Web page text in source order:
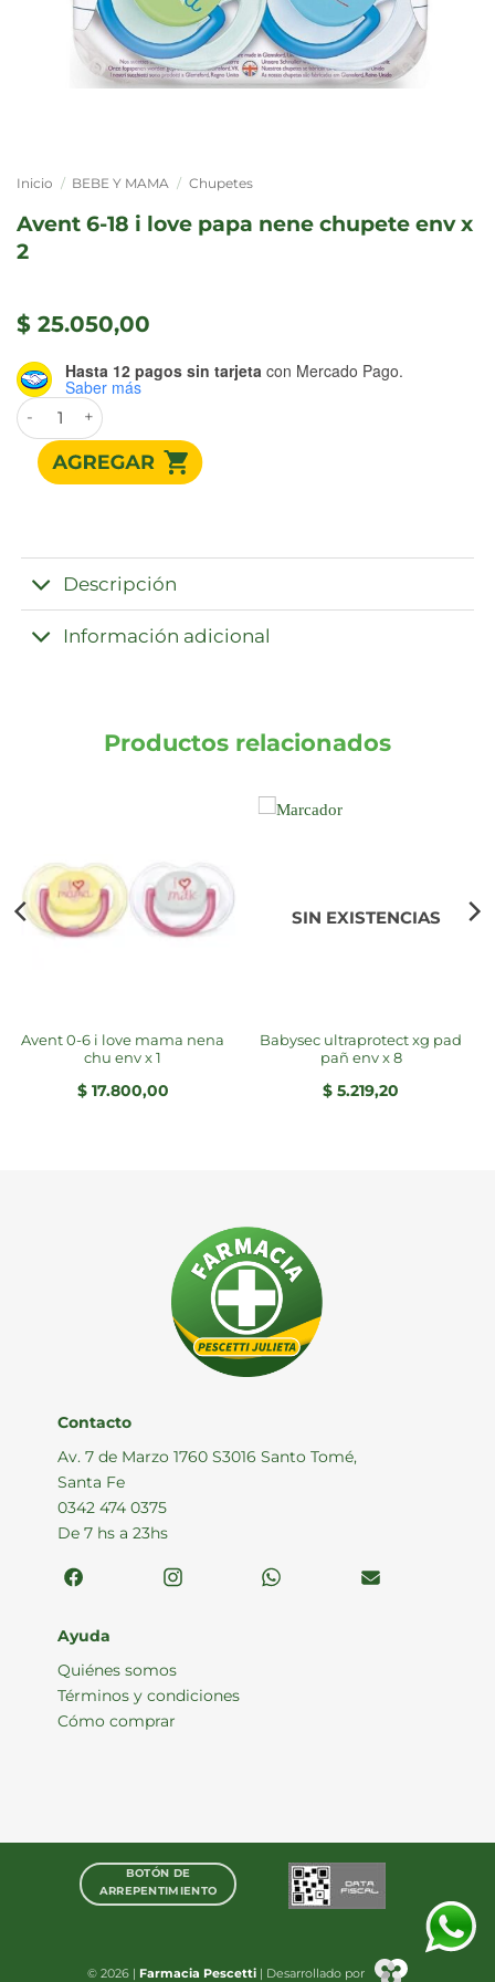
Inicio / BEBE Y MAMA / Chupetes
avent 6-18 i love papa nene chupete env x
2
$ 25.050,00
Hasta 12 pagos sin tarjeta con Mercado Pago.
Saber más
AVENT 6-18 I LOVE PAPA NENE CHUPETE ENV x 2 cantidad
Descripción
Información adicional
Productos relacionados
avent 0-6 i love mama nena
chu env x 1
$17.800,00
SIN EXISTENCIAS
babysec ultraprotect xg pad
pañ env x 8
$ 5.219,20
Contacto
Av. 7 de Marzo 1760 S3016 Santo Tomé,
Santa Fe
0342 474 0375
De 7 hs a 23hs
Ayuda
Quiénes somos
Términos y condiciones
Cómo comprar
BOTÓN DE
ARREPENTIMIENTO
© 2026 | Farmacia Pescetti | Desarrollado por